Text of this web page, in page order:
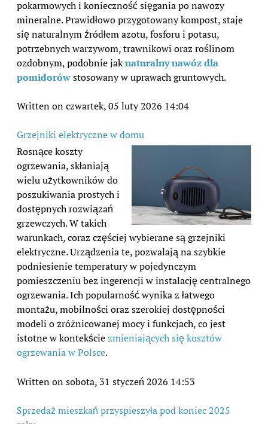
pokarmowych i konieczność sięgania po nawozy
mineralne. Prawidłowo przygotowany kompost, staje
się naturalnym źródłem azotu, fosforu i potasu,
potrzebnych warzywom, trawnikowi oraz roślinom
ozdobnym, podobnie jaknaturalny nawóz dla
pomidorówstosowany w uprawach gruntowych.
Written on czwartek, 05 luty 2026 14:04
Grzejniki elektryczne w domu
Rosnące koszty
ogrzewania, skłaniają
wielu użytkowników do
poszukiwania prostych i
dostępnych rozwiązań
grzewczych. W takich
warunkach, coraz częściej wybierane są grzejniki
elektryczne. Urządzenia te, pozwalają na szybkie
podniesienie temperatury w pojedynczym
pomieszczeniu bez ingerencji w instalację centralnego
ogrzewania. Ich popularność wynika z łatwego
montażu, mobilności oraz szerokiej dostępności
modeli o zróżnicowanej mocy i funkcjach, co jest
istotne w kontekściezmieniających się kosztów
ogrzewania w Polsce.
Written on sobota, 31 styczeń 2026 14:53
Sprzedaż mieszkań przyspieszyła pod koniec 2025